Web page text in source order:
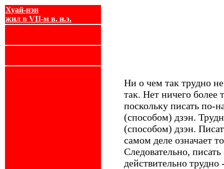
Хуай-нэн
жил в VII-м в. н.э.
Ни о чем так трудно
так. Нет ничего более
поскольку писать по-
(способом) дзэн.
(способом) дзэн.
самом деле означает
Следовательно,
действительно